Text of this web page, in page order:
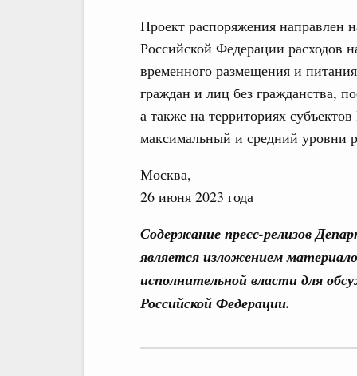
Проект распоряжения направлен
Российской Федерации расходов
временного размещения и
граждан и лиц без гражданства,
а также на территориях
максимальный и средний уровни
Москва,
26 июня 2023 года
Содержание пресс-релизов
является изложением
исполнительной власти для
Российской Федерации.